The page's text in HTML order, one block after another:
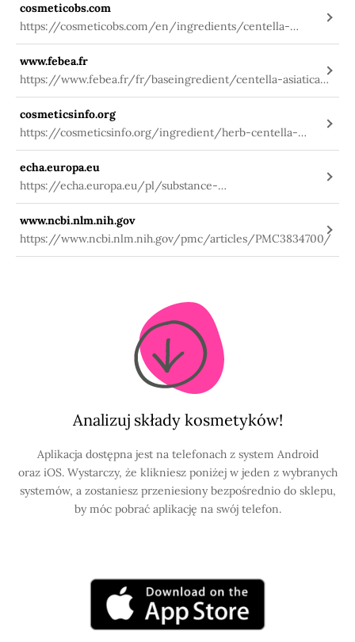
fuseaction=search.details_v2&id=75075
cosmeticobs.com
https://cosmeticobs.com/en/ingredients/centella-
asiatica-extract-432
www.febea.fr
https://www.febea.fr/fr/baseingredient/centella-asiatica-
extract
cosmeticsinfo.org
https://cosmeticsinfo.org/ingredient/herb-centella-
asiatica
echa.europa.eu
https://echa.europa.eu/pl/substance-
information/-/substanceinfo/100.076.008
www.ncbi.nlm.nih.gov
https://www.ncbi.nlm.nih.gov/pmc/articles/PMC3834700/
Analizuj składy kosmetyków!
Aplikacja dostępna jest na telefonach z system Android
oraz iOS. Wystarczy, że klikniesz poniżej w jeden z wybranych
systemów, a zostaniesz przeniesiony bezpośrednio do sklepu,
by móc pobrać aplikację na swój telefon.